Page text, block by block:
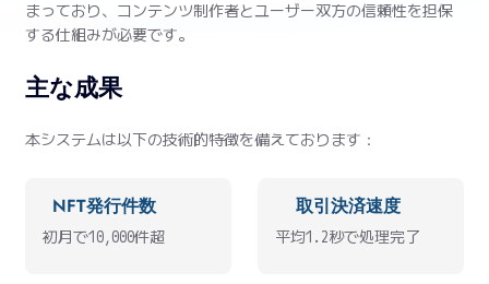
まっており、コンテンツ制作者とユーザー双方の信頼性を担保
する仕組みが必要です。
主な成果
本システムは以下の技術的特徴を備えております：
NFT発行件数
初月で10,000件超
取引決済速度
平均1.2秒で処理完了